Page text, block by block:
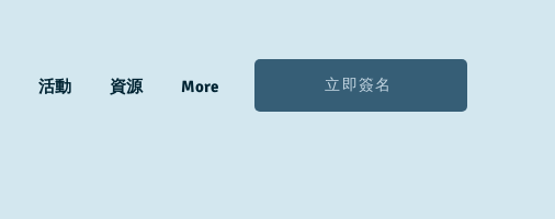
活動 資源 More 立即簽名